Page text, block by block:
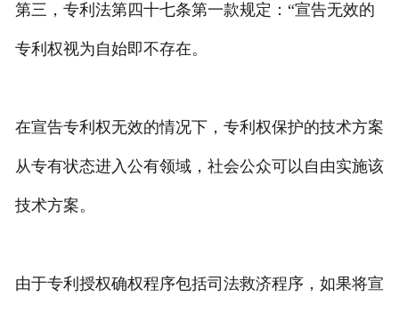
第三，专利法第四十七条第一款规定：“宣告无效的
专利权视为自始即不存在。
在宣告专利权无效的情况下，专利权保护的技术方案
从专有状态进入公有领域，社会公众可以自由实施该
技术方案。
由于专利授权确权程序包括司法救济程序，如果将宣